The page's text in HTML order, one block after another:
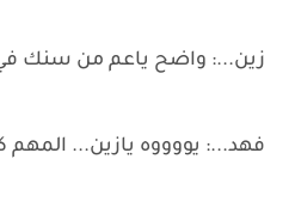
زين...: واضح ياعم من سنك
فهد...: يووووه يازين...